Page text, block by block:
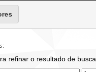
refinar o resultado de busca.